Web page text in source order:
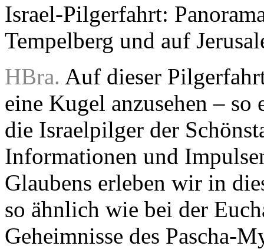
Israel-Pilgerfahrt:
Tempelberg und auf
HBra. Auf dieser
eine Kugel anzusehen – so
die Israelpilger der
Informationen und
Glaubens erleben wir in
so ähnlich wie bei der
Geheimnisse des Pascha-